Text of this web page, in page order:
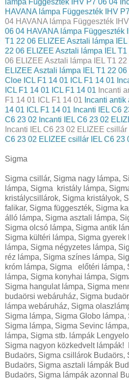
lámpa Függeszték IHV P7 06 04
HAVANA lámpa Függeszték IHV
04 HAVANA lámpa Függeszték
06 04 HAVANA lámpa Függeszték
T1 22 06 ELIZEE Asztali lámpa IEL
22 06 ELIZEE Asztali lámpa IEL T1
06 ELIZEE Asztali lámpa IEL T1 22
ELIZEE Asztali lámpa IEL T1 22 06
Cloe ICL F1 14 01 ICL F1 14 01
ICL F1 14 01 ICL F1 14 01 Incanti
F1 14 01 ICL F1 14 01 Incanti
14 01 ICL F1 14 01 Incanti IEL C6
C6 23 02 Incanti IEL C6 23 02
Incanti IEL C6 23 02 ELIZEE
C6 23 02 ELIZEE csillár IEL C6 23
Sigma
Sigma csillár, Sigma nagy lámpa,
lámpa, Sigma kristály lámpa,
kristálycsillárok, Sigma kristályok,
falikar, Sigma függeszték, Sigma
álló lámpa, Sigma asztali lámpa,
Sigma olcsó lámpa, Sigma antik
Sigma kültéri lámpa, Sigma gyerek
lámpa, Sigma négyzetes lámpa,
réz lámpa, Sigma színes lámpa,
króm lámpa, Sigma előtéri lámpa,
lámpa, Sigma konyhai lámpa,
Sigma hangulat lámpa, Sigma
budaörsi webáruház, Sigma
lámpa webáruház, Sigma
Sigma lámpa, Sigma Globo
Sigma lámpa, Sigma Sevinc
lámpa, Sigma stb. lámpák
Sigma nagyon közkedvelt lámpák!
Budaörs, Sigma csillárok Budaörs,
Budaörs, Sigma asztali lámpák
Budaörs, Sigma lámpák azonnal